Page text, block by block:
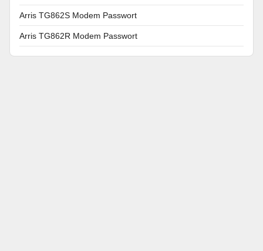
Arris TG862S Modem Passwort
Arris TG862R Modem Passwort